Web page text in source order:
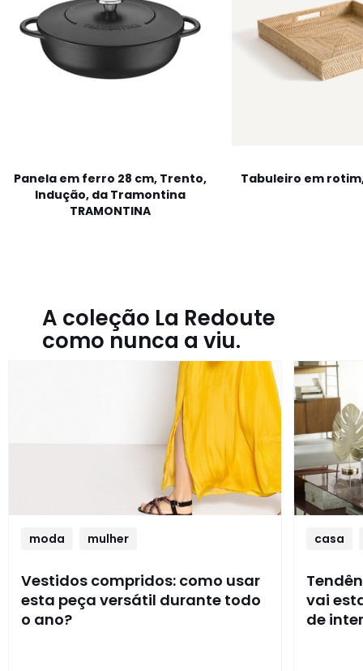
Panela em ferro 28 cm, Trento,
Indução, da Tramontina
TRAMONTINA
Tabuleiro em rotim,
A coleção La Redoute
como nunca a viu.
moda mulher
Vestidos compridos: como usar
esta peça versátil durante todo
o ano?
casa
vai
de